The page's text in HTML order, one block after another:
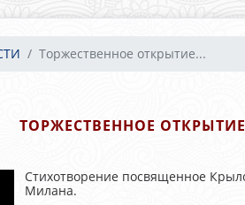
Торжественное открытие...
ТОРЖЕСТВЕННОЕ
Стихотворение посвященное
Милана.